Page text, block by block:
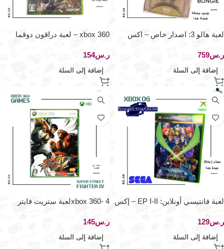
لعبة هالو 3: اصدار خاص – اكس
ر.س
إضافة إلى السلة
xbox 360 – لعبة دراقون دوقما
ر.س
إضافة إلى السلة
لعبة فانتيسي أونلاين: EP I-II – إكس
ر.س
إضافة إلى السلة
xbox 360- 4لعبة ستريت فايتر
ر.س
إضافة إلى السلة